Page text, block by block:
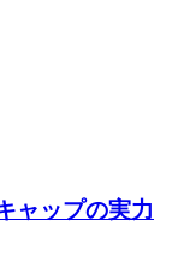
ャップの実力